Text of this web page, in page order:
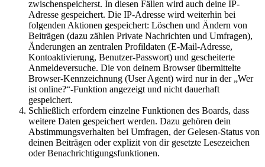
zwischenspeicherst. In diesen Fällen wird auch deine IP-
Adresse gespeichert. Die IP-Adresse wird weiterhin bei
folgenden Aktionen gespeichert: Löschen und Ändern von
Beiträgen (dazu zählen Private Nachrichten und Umfragen),
Änderungen an zentralen Profildaten (E-Mail-Adresse,
Kontoaktivierung, Benutzer-Passwort) und gescheiterte
Anmeldeversuche. Die von deinem Browser übermittelte
Browser-Kennzeichnung (User Agent) wird nur in der „Wer
ist online?“-Funktion angezeigt und nicht dauerhaft
gespeichert.
Schließlich erfordern einzelne Funktionen des Boards, dass
weitere Daten gespeichert werden. Dazu gehören dein
Abstimmungsverhalten bei Umfragen, der Gelesen-Status von
deinen Beiträgen oder explizit von dir gesetzte Lesezeichen
oder Benachrichtigungsfunktionen.